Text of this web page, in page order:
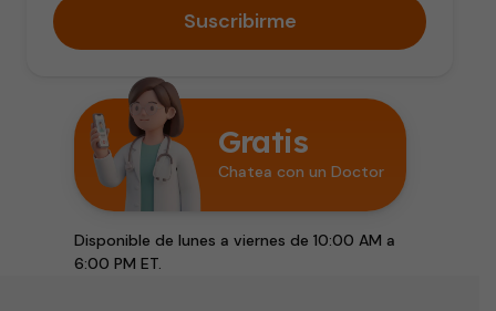
Suscribirme
Gratis
Chatea con un Doctor
Disponible de lunes a viernes de 10:00 AM a
6:00 PM ET.